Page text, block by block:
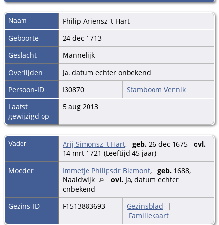
Naam Philip Ariensz 't Hart
Geboorte
24 dec 1713
Geslacht
Mannelijk
Overlijden
Ja, datum echter onbekend
Persoon-ID
I30870
Stamboom Vennik
Laatst
gewijzigd op
5 aug 2013
Vader Arij Simonsz 't Hart, geb. 26 dec 1675 ovl.
14 mrt 1721 (Leeftijd 45 jaar)
Moeder
Immetje Philipsdr Biemont, geb. 1688,
Naaldwijk
ovl. Ja, datum echter
onbekend
Gezins-ID
F1513883693 Gezinsblad |
Familiekaart